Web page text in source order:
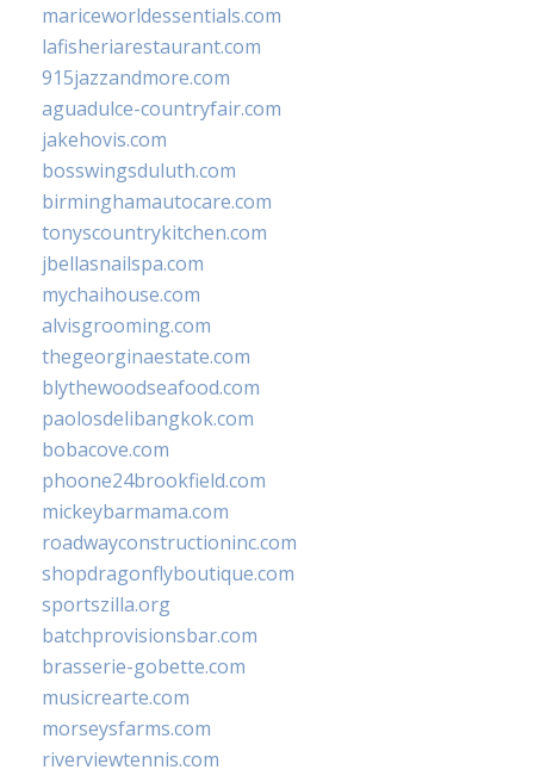
mariceworldessentials.com
lafisheriarestaurant.com
915jazzandmore.com
aguadulce-countryfair.com
jakehovis.com
bosswingsduluth.com
birminghamautocare.com
tonyscountrykitchen.com
jbellasnailspa.com
mychaihouse.com
alvisgrooming.com
thegeorginaestate.com
blythewoodseafood.com
paolosdelibangkok.com
bobacove.com
phoone24brookfield.com
mickeybarmama.com
roadwayconstructioninc.com
shopdragonflyboutique.com
sportszilla.org
batchprovisionsbar.com
brasserie-gobette.com
musicrearte.com
morseysfarms.com
riverviewtennis.com